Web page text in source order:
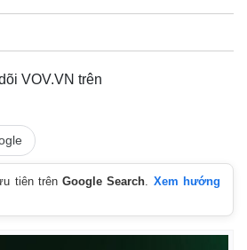
VOV.VN trên
tiên trênGoogle Search. Xem hướng